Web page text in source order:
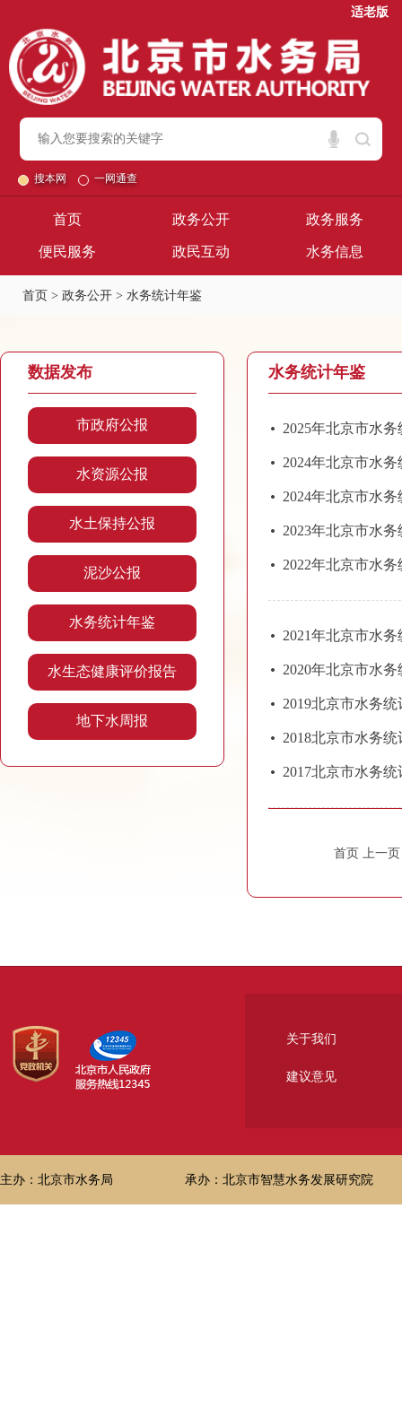
适老版
搜本网 一网通查
首页 政务公开 政务服务
便民服务 政民互动 水务信息
首页 > 政务公开 > 水务统计年鉴
数据发布
市政府公报
水资源公报
水土保持公报
泥沙公报
水务统计年鉴
水生态健康评价报告
地下水周报
水务统计年鉴
2025年北京市水
2024年北京市水
2024年北京市水
2023年北京市水
2022年北京市水
2021年北京市水
2020年北京市水
2019北京市水务统
2018北京市水务统
2017北京市水务统
首页 上一
关于我们
建议意见
主办：北京市水务局 承办：北京市智慧水务发展研究院